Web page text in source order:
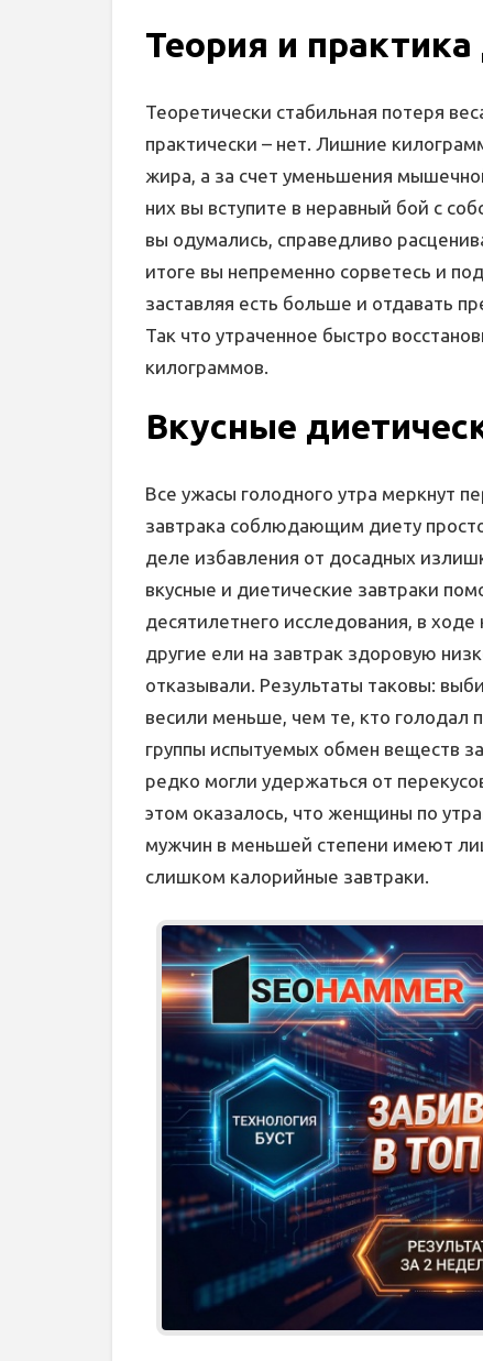
Теория и
Теоретически стабильная потеря
практически – нет. Лишние
жира, а за счет уменьшения
них вы вступите в неравный бой с
вы одумались, справедливо
итоге вы непременно сорветесь и
заставляя есть больше и отдавать
Так что утраченное быстро
килограммов.
Вкусные
Все ужасы голодного утра меркнут
завтрака соблюдающим диету
деле избавления от досадных
вкусные и диетические завтраки
десятилетнего исследования, в
другие ели на завтрак здоровую
отказывали. Результаты таковы:
весили меньше, чем те, кто голодал
группы испытуемых обмен веществ
редко могли удержаться от
этом оказалось, что женщины по
мужчин в меньшей степени имеют
слишком калорийные завтраки.